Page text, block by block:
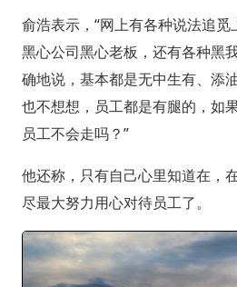
俞浩表示，“网上有各种说法追
黑心公司黑心老板，还有各种黑
确地说，基本都是无中生有、添
也不想想，员工都是有腿的，如
员工不会走吗？”
他还称，只有自己心里知道在，
尽最大努力用心对待员工了。